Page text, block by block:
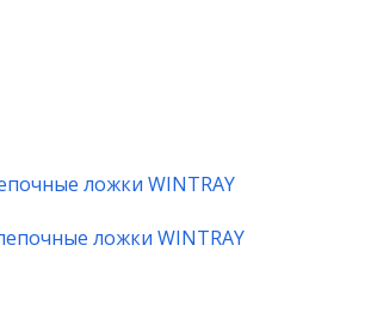
ложки WINTRAY